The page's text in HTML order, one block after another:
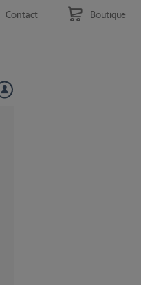
Contact Boutique